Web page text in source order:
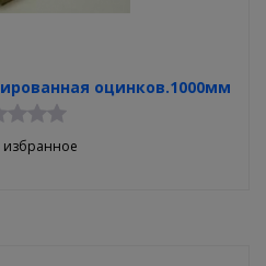
оцинков.1000мм
избранное